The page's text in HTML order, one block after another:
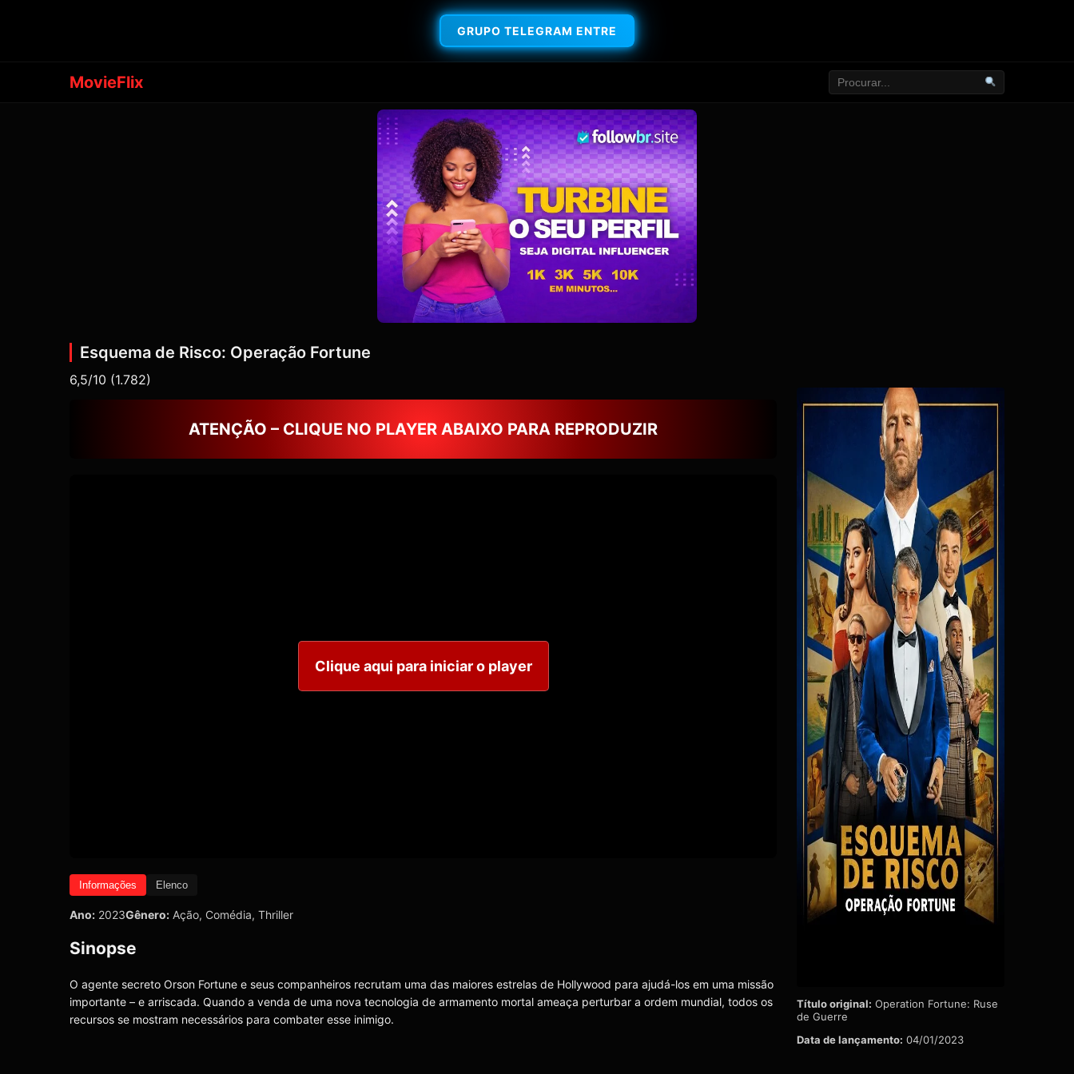
GRUPO TELEGRAM ENTRE
MovieFlix
Esquema de Risco: Operação Fortune
6,5/10 (1.782)
ATENÇÃO – CLIQUE NO PLAYER ABAIXO PARA REPRODUZIR
Clique aqui para iniciar o player
Informações Elenco
Ano: 2023Gênero: Ação, Comédia, Thriller
Sinopse
O agente secreto Orson Fortune e seus companheiros recrutam uma das maiores estrelas de Hollywood para ajudá-los em uma missão
importante – e arriscada. Quando a venda de uma nova tecnologia de armamento mortal ameaça perturbar a ordem mundial, todos os
recursos se mostram necessários para combater esse inimigo.
Título original: Operation Fortune: Ruse
de Guerre
Data de lançamento: 04/01/2023